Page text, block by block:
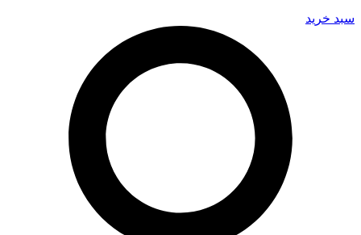
سبد خرید